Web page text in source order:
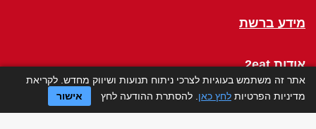
מידע ברשת
אודות 2eat
Click a Table
אתר זה משתמש בעוגיות לצרכי ניתוח תנועות ושיווק מחדש. לקריאת
מדיניות הפרטיות לחץ כאן . להסתרת ההודעה לחץ אישור